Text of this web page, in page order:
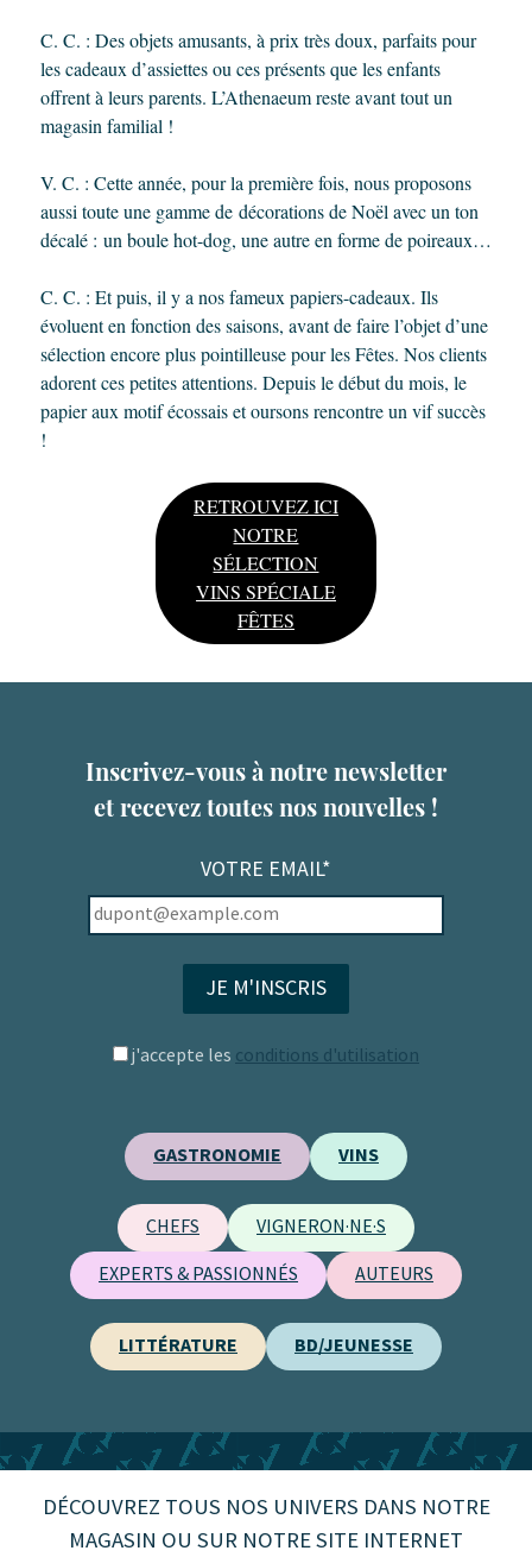
C. C. : Des objets amusants, à prix très doux, parfaits pour
les cadeaux d’assiettes ou ces présents que les enfants
offrent à leurs parents. L’Athenaeum reste avant tout un
magasin familial !
V. C. : Cette année, pour la première fois, nous proposons
aussi toute une gamme de décorations de Noël avec un ton
décalé : un boule hot-dog, une autre en forme de poireaux…
C. C. : Et puis, il y a nos fameux papiers-cadeaux. Ils
évoluent en fonction des saisons, avant de faire l’objet d’une
sélection encore plus pointilleuse pour les Fêtes. Nos clients
adorent ces petites attentions. Depuis le début du mois, le
papier aux motif écossais et oursons rencontre un vif succès
!
RETROUVEZ ICI
NOTRE
SÉLECTION
VINS SPÉCIALE
FÊTES
Inscrivez-vous à notre newsletter
et recevez toutes nos nouvelles !
VOTRE EMAIL*
j'accepte les conditions d'utilisation
GASTRONOMIE VINS
CHEFS VIGNERON·NE·S
EXPERTS & PASSIONNÉS AUTEURS
LITTÉRATURE BD/JEUNESSE
DÉCOUVREZ TOUS NOS UNIVERS DANS NOTRE
MAGASIN OU SUR NOTRE SITE INTERNET